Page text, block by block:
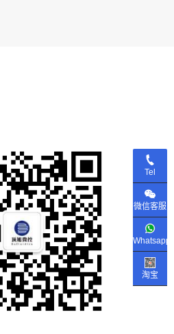
Tel
微信客服
Whatsapp
淘宝